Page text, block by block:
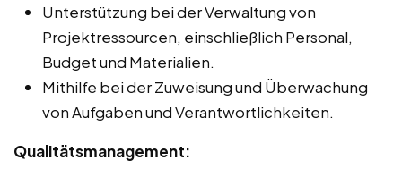
Unterstützung bei der Verwaltung von
Projektressourcen, einschließlich Personal,
Budget und Materialien.
Mithilfe bei der Zuweisung und Überwachung
von Aufgaben und Verantwortlichkeiten.
Qualitätsmanagement: